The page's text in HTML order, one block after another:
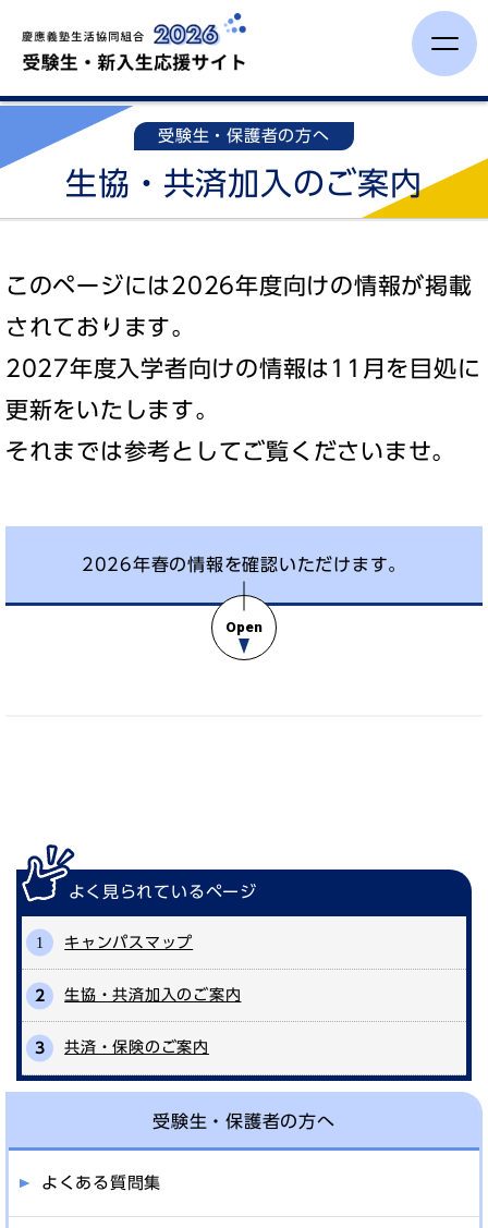
受験生・保護者の方へ
新入生イベント
一人暮らし
受験生・保護者の方へ
生協・共済加入のご案内
このページには2026年度向けの情報が掲載
されております。
2027年度入学者向けの情報は11月を目処に
更新をいたします。
それまでは参考としてご覧くださいませ。
2026年春の情報を確認いただけます。
受験生・保護者の方へ
よくある質問集
よく見られているページ
キャンパスマップ
生協・共済加入のご案内
共済・保険のご案内